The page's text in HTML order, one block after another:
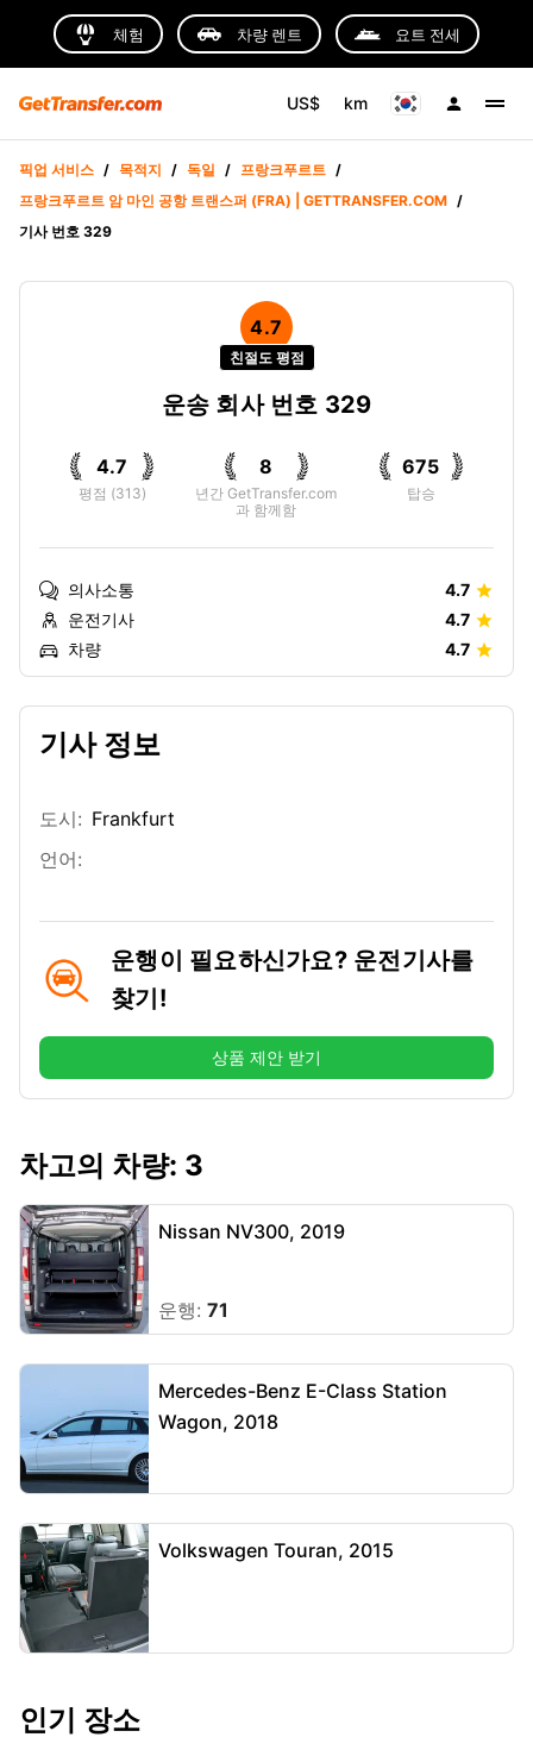
체험 차량 렌트 요트 전세
US$ km
픽업 서비스 / 목적지 / 독일 / 프랑크푸르트 /
프랑크푸르트 암 마인 공항 트랜스퍼 (FRA) | GETTRANSFER.COM /
기사 번호 329
4.7
친절도 평점
운송 회사 번호 329
4.7
평점 (313)
8
년간 GetTransfer.com
과 함께함
675
탑승
의사소통
4.7
운전기사
4.7
차량
4.7
기사 정보
도시: Frankfurt
언어:
운행이 필요하신가요? 운전기사를
찾기!
상품 제안 받기
차고의 차량: 3
Nissan NV300, 2019
운행: 71
Mercedes-Benz E-Class Station
Wagon, 2018
Volkswagen Touran, 2015
인기 장소